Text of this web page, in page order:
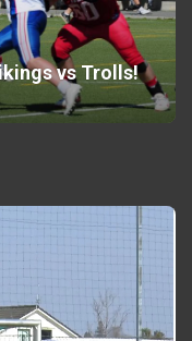
vs Trolls!